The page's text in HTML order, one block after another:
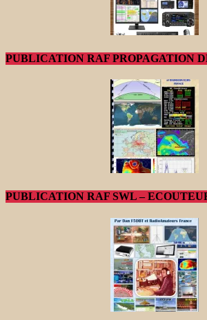
PUBLICATION RAF PROPAGATION
PUBLICATION RAF SWL –